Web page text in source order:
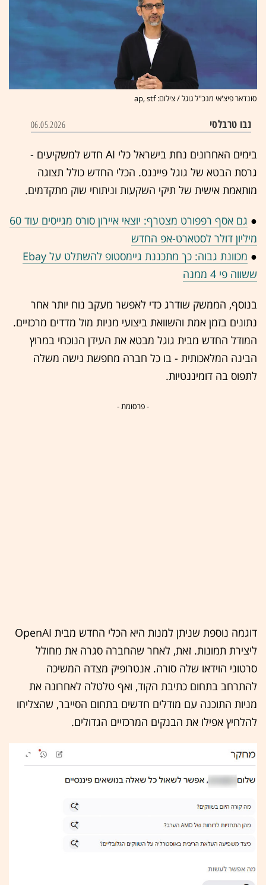
סונדאר פיצ'אי מנכ''ל גוגל / צילום: ap, stf
נבו טרבלסי 06.05.2026
בימים האחרונים נחת בישראל כלי AI חדש למשקיעים -
גרסת הבטא של גוגל פייננס. הכלי החדש כולל תצוגה
מותאמת אישית של תיקי השקעות וניתוחי שוק מתקדמים.
●
גם אסף רפפורט מצטרף: יוצאי איירון סורס מגייסים עוד 60
מיליון דולר לסטארט-אפ החדש
●
מכוונת גבוה: כך מתכננת גיימסטופ להשתלט על Ebay
ששווה פי 4 ממנה
בנוסף, הממשק שודרג כדי לאפשר מעקב נוח יותר אחר
נתונים בזמן אמת והשוואת ביצועי מניות מול מדדים מרכזיים.
המודל החדש מבית גוגל מבטא את העידן הנוכחי במרוץ
הבינה המלאכותית - בו כל חברה מחפשת נישה משלה
לתפוס בה דומיננטיות.
- פרסומת -
דוגמה נוספת שניתן למנות היא הכלי החדש מבית OpenAI
ליצירת תמונות. זאת, לאחר שהחברה סגרה את מחולל
סרטוני הוידאו שלה סורה. אנטרופיק מצדה המשיכה
להתרחב בתחום כתיבת הקוד, ואף טלטלה לאחרונה את
מניות התוכנה עם מודלים חדשים בתחום הסייבר, שהצליחו
להלחיץ אפילו את הבנקים המרכזיים הגדולים.